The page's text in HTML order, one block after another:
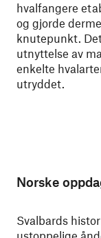
hvalfangere
og gjorde
knutepunkt.
utnyttelse av
enkelte
utryddet.
Norske
Svalbards
ustoppelige